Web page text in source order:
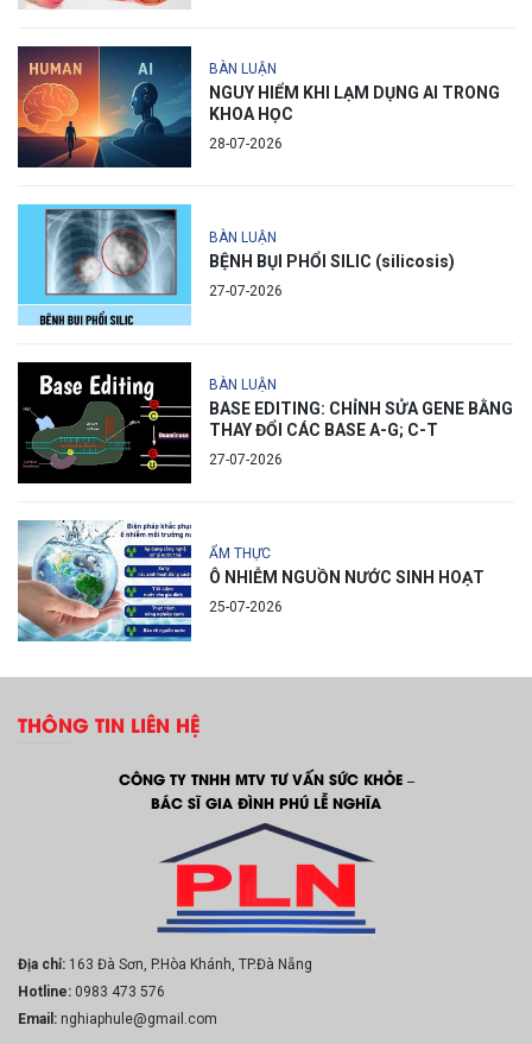
BÀN LUẬN
NGUY HIỂM KHI LẠM DỤNG AI TRONG
KHOA HỌC
28-07-2026
BÀN LUẬN
BỆNH BỤI PHỔI SILIC (silicosis)
27-07-2026
BÀN LUẬN
BASE EDITING: CHỈNH SỬA GENE BẰNG
THAY ĐỔI CÁC BASE A-G; C-T
27-07-2026
ẨM THỰC
Ô NHIỄM NGUỒN NƯỚC SINH HOẠT
25-07-2026
THÔNG TIN LIÊN HỆ
CÔNG TY TNHH MTV TƯ VẤN SỨC KHỎE –
BÁC SĨ GIA ĐÌNH PHÚ LỄ NGHĨA
Địa chỉ: 163 Đà Sơn, P.Hòa Khánh, TP.Đà Nẵng
Hotline: 0983 473 576
Email: nghiaphule@gmail.com